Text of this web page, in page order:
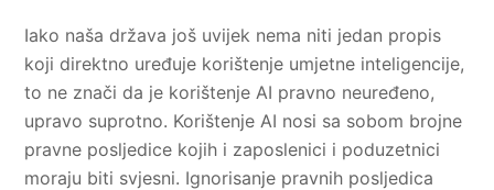
Iako naša država još uvijek nema niti jedan propis
koji direktno uređuje korištenje umjetne inteligencije,
to ne znači da je korištenje AI pravno neuređeno,
upravo suprotno. Korištenje AI nosi sa sobom brojne
pravne posljedice kojih i zaposlenici i poduzetnici
moraju biti svjesni. Ignorisanje pravnih posljedica